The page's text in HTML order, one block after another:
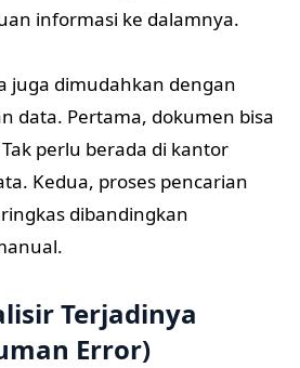
informasi ke dalamnya.
juga dimudahkan dengan
data. Pertama, dokumen bisa
perlu berada di kantor
Kedua, proses pencarian
dibandingkan
Terjadinya
Error)